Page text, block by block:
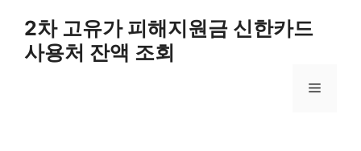
2차 고유가 피해지원금 신한카드
사용처 잔액 조회
메